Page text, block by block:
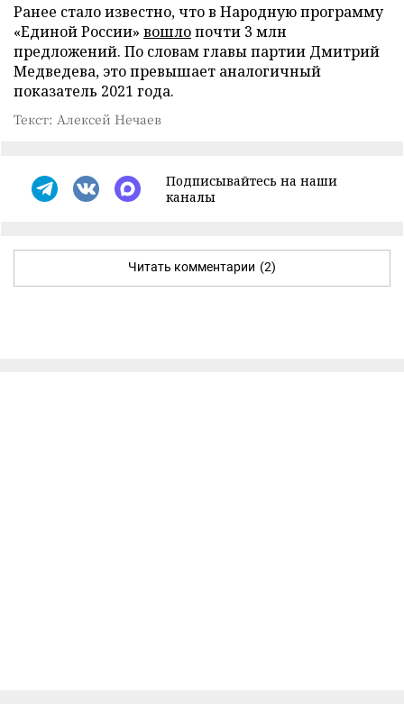
Ранее стало известно, что в Народную программу
«Единой России» вошлопочти 3 млн
предложений. По словам главы партии Дмитрий
Медведева, это превышает аналогичный
показатель 2021 года.
Текст: Алексей Нечаев
Подписывайтесь на наши
каналы
Читать комментарии (2)